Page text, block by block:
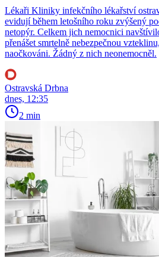
Lékaři Kliniky infekčního lékařství
evidují během letošního roku zvýšený
netopýr. Celkem jich nemocnici
přenášet smrtelně nebezpečnou
naočkováni. Žádný z nich neonemocněl.
Ostravská Drbna
dnes, 12:35
2 min